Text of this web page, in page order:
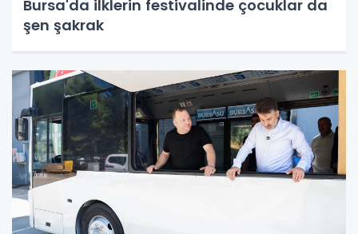
Bursa'da ilklerin festivalinde çocuklar da
şen şakrak